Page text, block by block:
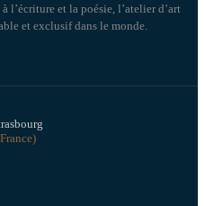
l’écriture et la poésie, l’atelier d’art
et exclusif dans le monde.